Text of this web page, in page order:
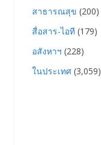
สาธารณสุข (200)
สื่อสาร-ไอที (179)
อสังหาฯ (228)
ในประเทศ (3,059)